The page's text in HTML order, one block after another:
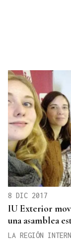
8 DIC 2017
IU Exterior
una asamblea
LA REGIÓN